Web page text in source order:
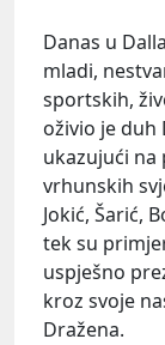
Danas u
mladi,
sportskih,
oživio je duh
ukazujući na
vrhunskih
Jokić, Šarić,
tek su
uspješno
kroz svoje
Dražena.